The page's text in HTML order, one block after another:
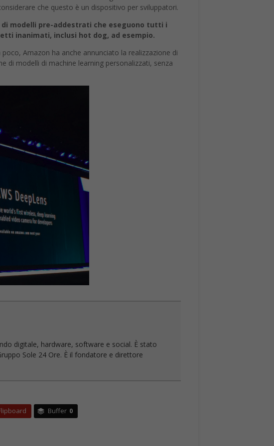
che questo è un dispositivo per sviluppatori.
modelli pre-addestrati che eseguono tutti i
inanimati, inclusi hot dog, ad esempio.
poco, Amazon ha anche annunciato la realizzazione di
di modelli di machine learning personalizzati, senza
digitale, hardware, software e social. È stato
Sole 24 Ore. È il fondatore e direttore
Buffer 0